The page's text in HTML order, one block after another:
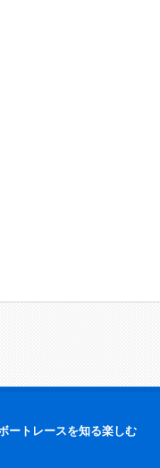
ートレースを知る楽しむ